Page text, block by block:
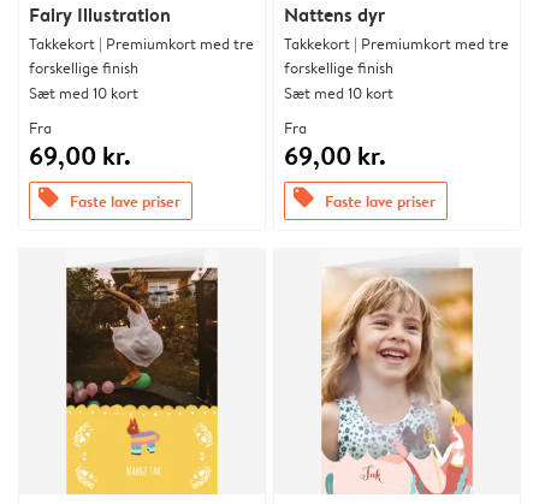
Fairy Illustration
Takkekort | Premiumkort med tre
forskellige finish
Sæt med 10 kort
Fra
69,00 kr.
offers Faste lave priser
Nattens dyr
Takkekort | Premiumkort med tre
forskellige finish
Sæt med 10 kort
Fra
69,00 kr.
offers Faste lave priser